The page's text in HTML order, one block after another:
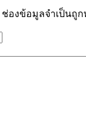
ช่องข้อมูลจำเป็นถูก